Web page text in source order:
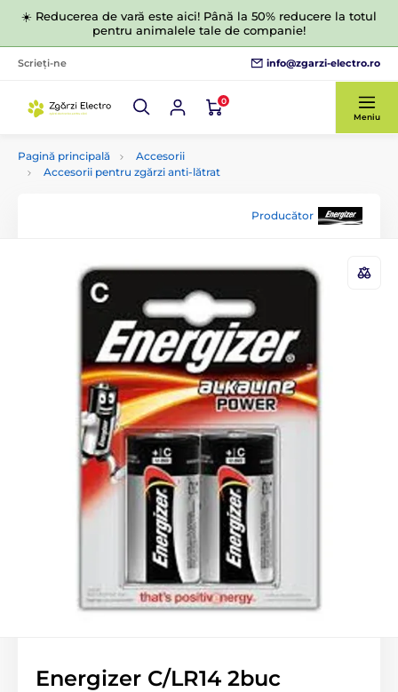
☀️ Reducerea de vară este aici! Până la 50% reducere la totul
pentru animalele tale de companie!
Scrieți-ne info@zgarzi-electro.ro
0
Meniu
Pagină principală
Accesorii
Accesorii pentru zgărzi anti-lătrat
Producător
Energizer C/LR14 2buc